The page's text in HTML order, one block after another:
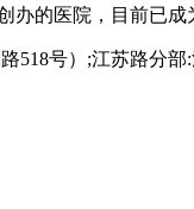
办的医院，目前已成
号）;江苏路分